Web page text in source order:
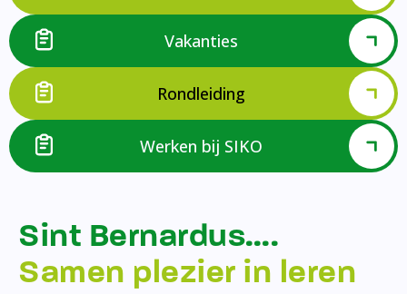
Vakanties
Rondleiding
Werken bij SIKO
Sint Bernardus….
Samen plezier in leren